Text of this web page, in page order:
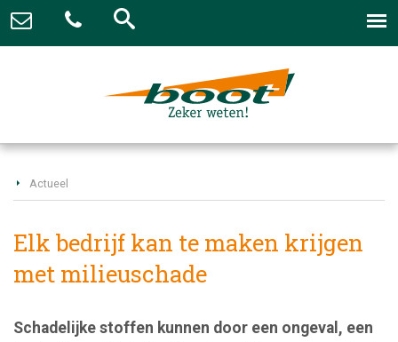
Actueel
Elk bedrijf kan te maken krijgen
met milieuschade
Schadelijke stoffen kunnen door een ongeval, een